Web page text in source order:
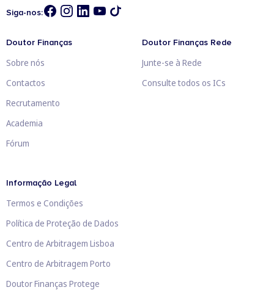
Siga-nos:
Doutor Finanças
Sobre nós
Contactos
Recrutamento
Academia
Fórum
Doutor Finanças Rede
Junte-se à Rede
Consulte todos os ICs
Informação Legal
Termos e Condições
Política de Proteção de Dados
Centro de Arbitragem Lisboa
Centro de Arbitragem Porto
Doutor Finanças Protege